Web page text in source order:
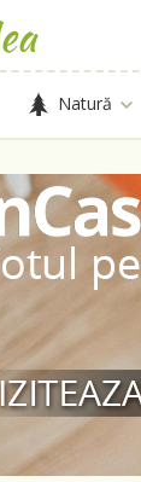
Natură